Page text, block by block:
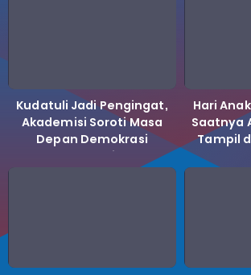
Kudatuli Jadi Pengingat,
Akademisi Soroti Masa
Depan Demokrasi
Indonesia
Hari
Saatnya
Tampil